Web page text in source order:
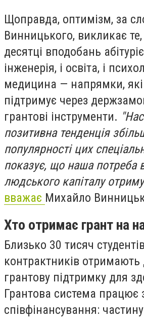
Щоправда, оптимізм, за
Винницького, викликає
десятці вподобань
інженерія, і освіта, і
медицина — напрямки,
підтримує через
грантові інструменти.
позитивна тенденція
популярності цих
показує, що наша потреба
людського капіталу
вважає Михайло
Хто отримає грант на
Близько 30 тисяч
контрактників
грантову підтримку для
Грантова система
співфінансування: частину